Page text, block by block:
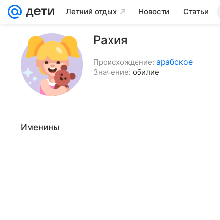
Летний отдых Новости Статьи
Рахия
Происхождение: арабское
Значение: обилие
Именины